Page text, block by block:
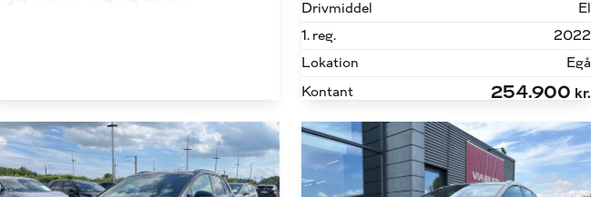
Drivmiddel
El
1. reg.
2022
Lokation
Egå
Kontant
254.900 kr.